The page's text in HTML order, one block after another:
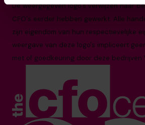
De weergegeven logo's verwijzen naar
CFO's eerder hebben gewerkt. Alle
zijn eigendom van hun respectievelijke
weergave van deze logo's impliceert
met of goedkeuring door deze